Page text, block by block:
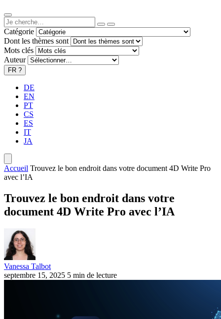
Catégorie
Dont les thèmes sont
Mots clés
Auteur
FR ?
DE
EN
PT
CS
ES
IT
JA
Accueil Trouvez le bon endroit dans votre document 4D Write Pro
avec l’IA
Trouvez le bon endroit dans votre
document 4D Write Pro avec l’IA
Vanessa Talbot
septembre 15, 2025 5 min de lecture